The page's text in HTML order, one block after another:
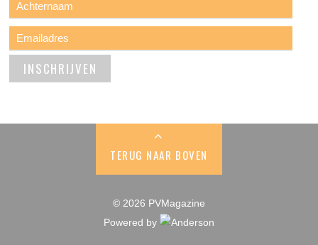
TERUG NAAR BOVEN
© 2026 PVMagazine
Powered by